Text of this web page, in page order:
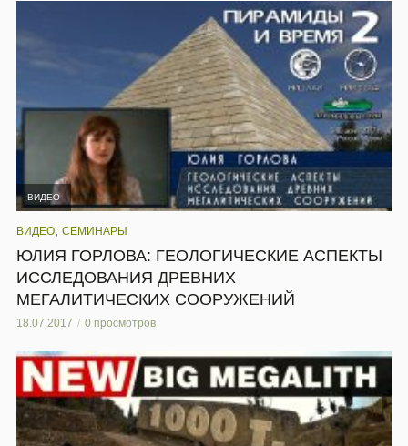
ВИДЕО
ВИДЕО СЕМИНАРЫ
ЮЛИЯ ГОРЛОВА: ГЕОЛОГИЧЕСКИЕ АСПЕКТЫ
ИССЛЕДОВАНИЯ ДРЕВНИХ
МЕГАЛИТИЧЕСКИХ СООРУЖЕНИЙ
18.07.2017 0 просмотров